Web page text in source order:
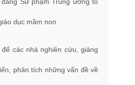
dục mầm non.
các nhà nghiên cứu, giảng
phân tích những vấn đề về